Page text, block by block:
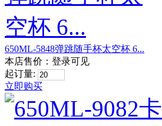
650ML-5848弹跳随手杯太空杯 6...
本店售价： 登录可见
起订量:
立即购买